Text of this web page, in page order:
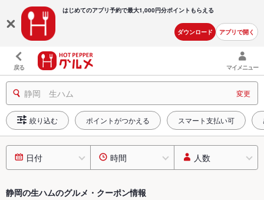
はじめてのアプリ予約で最大1,000円分ポイントもらえる
ダウンロード アプリで開く
戻る マイメニュー
静岡 生ハム 変更
絞り込む ポイントがつかえる スマート支払い可
日付 時間 人数
静岡の生ハムのグルメ・クーポン情報